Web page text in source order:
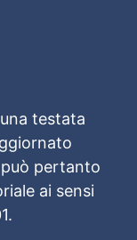
testata
pertanto
ai sensi